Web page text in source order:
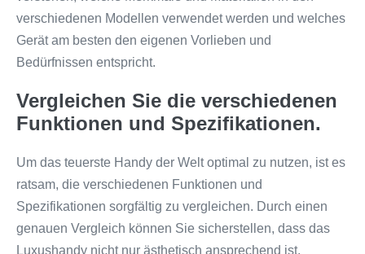
verschiedenen Modellen verwendet werden und welches
Gerät am besten den eigenen Vorlieben und
Bedürfnissen entspricht.
Vergleichen Sie die verschiedenen
Funktionen und Spezifikationen.
Um das teuerste Handy der Welt optimal zu nutzen, ist es
ratsam, die verschiedenen Funktionen und
Spezifikationen sorgfältig zu vergleichen. Durch einen
genauen Vergleich können Sie sicherstellen, dass das
Luxushandy nicht nur ästhetisch ansprechend ist,